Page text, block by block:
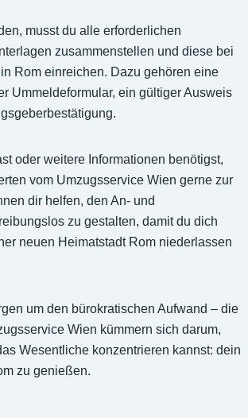
musst du alle erforderlichen
zusammenstellen und diese bei
Rom einreichen. Dazu gehören eine
Ummeldeformular, ein gültiger Ausweis
oder weitere Informationen benötigst,
vom Umzugsservice Wien gerne zur
dir helfen, den An- und
zu gestalten, damit du dich
neuen Heimatstadt Rom niederlassen
um den bürokratischen Aufwand – die
Wien kümmern sich darum,
Wesentliche konzentrieren kannst: dein
zu genießen.